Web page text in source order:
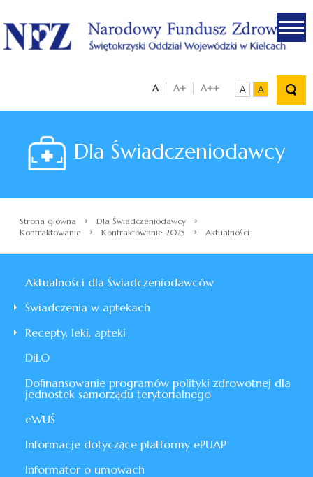
.
A A+ A++ A A
Dla Świadczeniodawcy
Strona główna › Dla Świadczeniodawcy ›
Kontraktowanie › Kontraktowanie 2025 › Aktualności
Aktualności dla Świadczeniodawców
Świadczenia w aptekach
Recepty, leki, apteki
DiLO
Dofinansowanie programów polityki zdrowotnej dla
jednostek samorządu terytorialnego
eWUŚ
Informacje dotyczące platformy ePUAP
Informator o umowach